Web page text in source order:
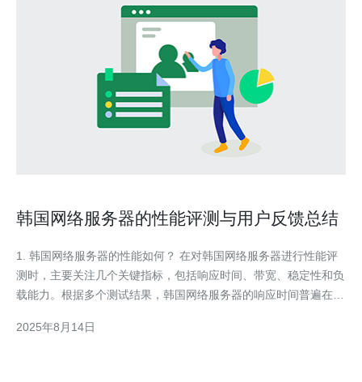
韩国网络服务器的性能评测与用户反馈总结
1. 韩国网络服务器的性能如何？ 在对韩国网络服务器进行性能评
测时，主要关注几个关键指标，包括响应时间、带宽、稳定性和负
载能力。根据多个测试结果，韩国网络服务器的响应时间普遍在
间，适合中小型企业和个人网站。稳定性方面，许多用户反馈其正
2025年8月14日